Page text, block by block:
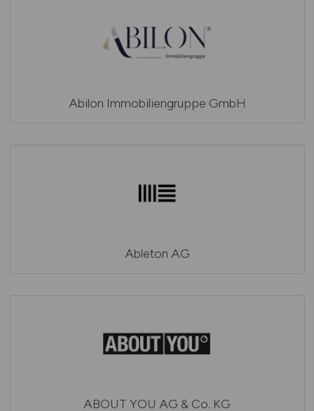
Abilon Immobiliengruppe GmbH
Ableton AG
ABOUT YOU AG & Co. KG